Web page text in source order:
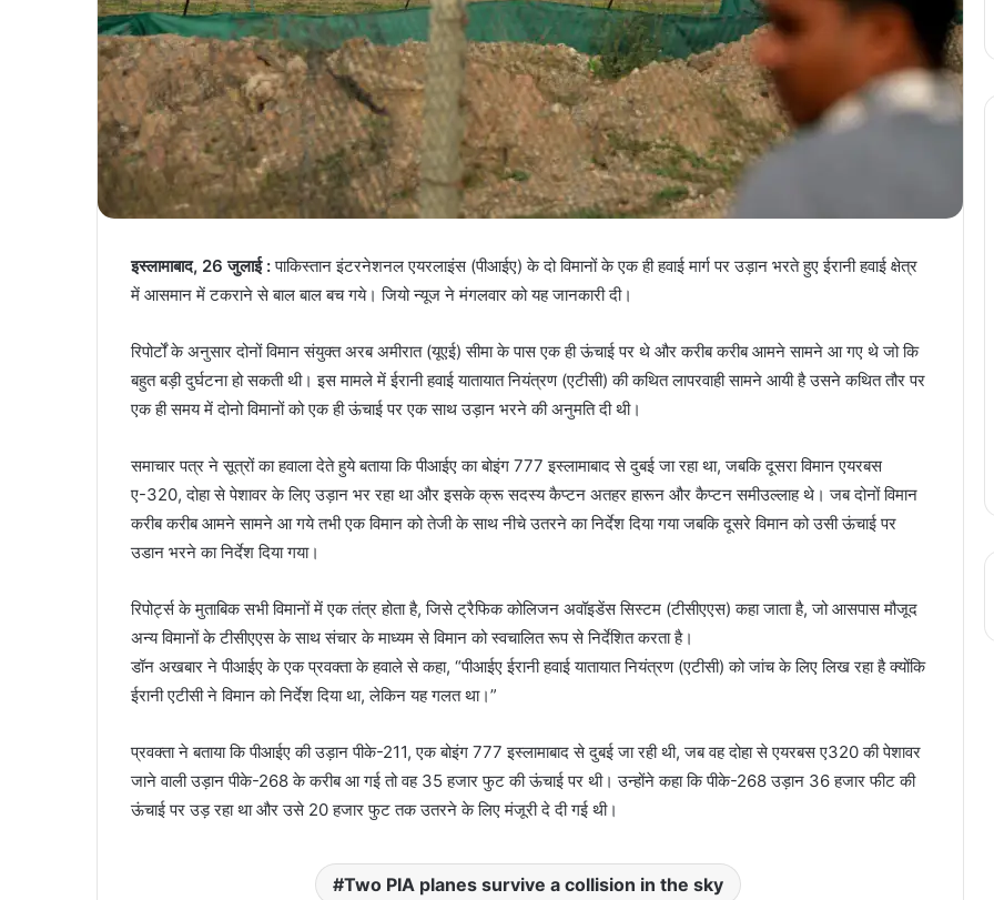
इस्लामाबाद, 26 जुलाई :पाकिस्तान इंटरनेशनल एयरलाइंस (पीआईए) के दो विमानों के एक ही हवाई मार्ग पर उड़ान भरते हुए ईरानी हवाई क्षेत्र
में आसमान में टकराने से बाल बाल बच गये। जियो न्यूज ने मंगलवार को यह जानकारी दी।
रिपोर्टों के अनुसार दोनों विमान संयुक्त अरब अमीरात (यूएई) सीमा के पास एक ही ऊंचाई पर थे और करीब करीब आमने सामने आ गए थे जो कि
बहुत बड़ी दुर्घटना हो सकती थी। इस मामले में ईरानी हवाई यातायात नियंत्रण (एटीसी) की कथित लापरवाही सामने आयी है उसने कथित तौर पर
एक ही समय में दोनो विमानों को एक ही ऊंचाई पर एक साथ उड़ान भरने की अनुमति दी थी।
समाचार पत्र ने सूत्रों का हवाला देते हुये बताया कि पीआईए का बोइंग 777 इस्लामाबाद से दुबई जा रहा था, जबकि दूसरा विमान एयरबस
ए-320, दोहा से पेशावर के लिए उड़ान भर रहा था और इसके क्रू सदस्य कैप्टन अतहर हारून और कैप्टन समीउल्लाह थे। जब दोनों विमान
करीब करीब आमने सामने आ गये तभी एक विमान को तेजी के साथ नीचे उतरने का निर्देश दिया गया जबकि दूसरे विमान को उसी ऊंचाई पर
उडान भरने का निर्देश दिया गया।
रिपोर्ट्स के मुताबिक सभी विमानों में एक तंत्र होता है, जिसे ट्रैफिक कोलिजन अवॉइडेंस सिस्टम (टीसीएएस) कहा जाता है, जो आसपास मौजूद
अन्य विमानों के टीसीएएस के साथ संचार के माध्यम से विमान को स्वचालित रूप से निर्देशित करता है।
डॉन अखबार ने पीआईए के एक प्रवक्ता के हवाले से कहा, “पीआईए ईरानी हवाई यातायात नियंत्रण (एटीसी) को जांच के लिए लिख रहा है क्योंकि
ईरानी एटीसी ने विमान को निर्देश दिया था, लेकिन यह गलत था।”
प्रवक्ता ने बताया कि पीआईए की उड़ान पीके-211, एक बोइंग 777 इस्लामाबाद से दुबई जा रही थी, जब वह दोहा से एयरबस ए320 की पेशावर
जाने वाली उड़ान पीके-268 के करीब आ गई तो वह 35 हजार फुट की ऊंचाई पर थी। उन्होंने कहा कि पीके-268 उड़ान 36 हजार फीट की
ऊंचाई पर उड़ रहा था और उसे 20 हजार फुट तक उतरने के लिए मंजूरी दे दी गई थी।
Two PIA planes survive a collision in the sky